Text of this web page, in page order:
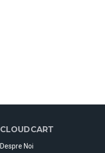
CLOUDCART
Despre Noi